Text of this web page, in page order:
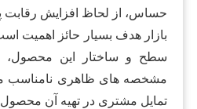
حساس، از لحاظ افزایش رقابت
بازار هدف بسیار حائز اهمیت
سطح و ساختار این محصول،
مشخصه های ظاهری نامناسب
تمایل مشتری در تهیه آن